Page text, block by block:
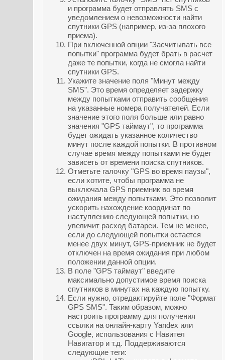
и программа будет отправлять SMS с
уведомлением о невозможности найти
спутники GPS (например, из-за плохого
приема).
При включенной опции "Засчитывать все
попытки" программа будет брать в расчет
даже те попытки, когда не смогла найти
спутники GPS.
Укажите значение поля "Минут между
SMS". Это время определяет задержку
между попытками отправить сообщения
на указанные номера получателей. Если
значение этого поля больше или равно
значения "GPS таймаут", то программа
будет ожидать указанное количество
минут после каждой попытки. В противном
случае время между попытками не будет
зависеть от времени поиска спутников.
Отметьте галочку "GPS во время паузы",
если хотите, чтобы программа не
выключала GPS приемник во время
ожидания между попытками. Это позволит
ускорить нахождение координат по
наступлению следующей попытки, но
увеличит расход батареи. Тем не менее,
если до следующей попытки остается
менее двух минут, GPS-приемник не будет
отключен на время ожидания при любом
положении данной опции.
В поле "GPS таймаут" введите
максимально допустимое время поиска
спутников в минутах на каждую попытку.
Если нужно, отредактируйте поле "Формат
GPS SMS". Таким образом, можно
настроить программу для получения
ссылки на онлайн-карту Yandex или
Google, использования с Навител
Навигатор и т.д. Поддерживаются
следующие теги: